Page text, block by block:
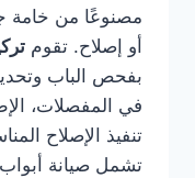
مصنوعًا من خامة
أو إصلاح. تقوم
بفحص الباب
في المفصلات،
تنفيذ الإصلاح
تشمل صيانة أبواب